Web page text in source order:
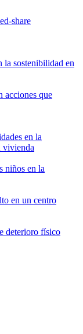
la sostenibilidad en
acciones que
en la
vivienda
niños en la
en un centro
deterioro físico